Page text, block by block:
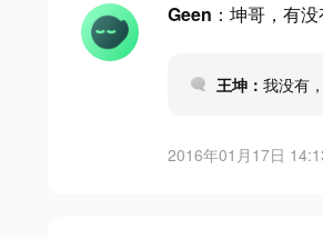
Geen ：坤哥，有
王坤：我没有
2016年01月17日